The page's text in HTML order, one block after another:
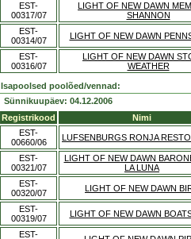
EST-
00317/07
LIGHT OF NEW DAWN
SHANNON
EST-
00314/07
LIGHT OF NEW DAWN
EST-
00316/07
LIGHT OF NEW DAWN
WEATHER
Isapoolsed poolõed/vennad:
Sünnikuupäev: 04.12.2006
Registrikood
Nimi
EST-
00660/06
LUFSENBURGS RONJA
EST-
00321/07
LIGHT OF NEW DAWN
LA LUNA
EST-
00320/07
LIGHT OF NEW DAWN
EST-
00319/07
LIGHT OF NEW DAWN
EST-